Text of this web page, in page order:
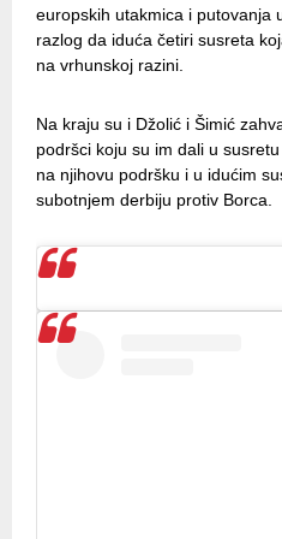
europskih utakmica i putovanja
razlog da iduća četiri susreta
na vrhunskoj razini.
Na kraju su i Džolić i Šimić
podršci koju su im dali u
na njihovu podršku i u idućim
subotnjem derbiju protiv Borca.